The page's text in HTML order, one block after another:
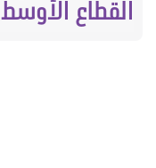
القطاع الأوسط